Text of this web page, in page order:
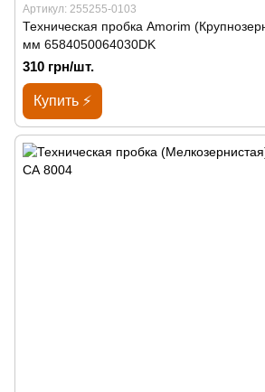
Артикул: 255255-0103
Техническая пробка Amorim
мм 6584050064030DK
310 грн/шт.
Купить ⚡